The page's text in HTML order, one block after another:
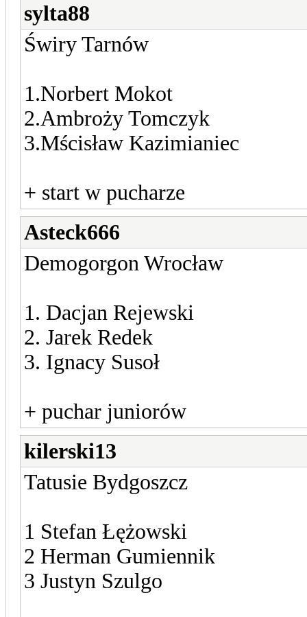
sylta88
Świry Tarnów
1.Norbert Mokot
2.Ambroży Tomczyk
3.Mścisław Kazimianiec
+ start w pucharze
Asteck666
Demogorgon Wrocław
1. Dacjan Rejewski
2. Jarek Redek
3. Ignacy Susoł
+ puchar juniorów
kilerski13
Tatusie Bydgoszcz
1 Stefan Łężowski
2 Herman Gumiennik
3 Justyn Szulgo